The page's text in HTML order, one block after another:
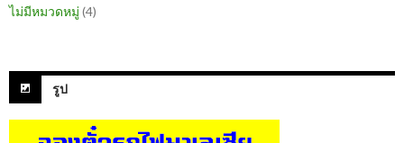
ไม่มีหมวดหมู่ (4)
รูป